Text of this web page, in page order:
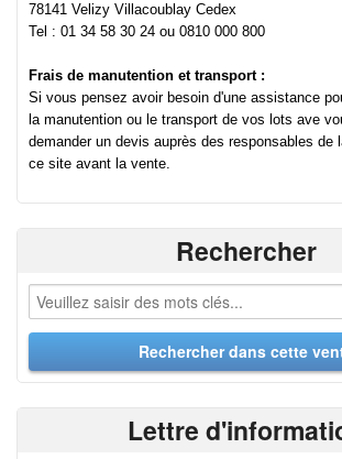
78141 Velizy Villacoublay Cedex
Tel : 01 34 58 30 24 ou 0810 000 800
Frais de manutention et transport :
Si vous pensez avoir besoin d'une assistance
la manutention ou le transport de vos lots ave
demander un devis auprès des responsables de
ce site avant la vente.
Rechercher
Lettre